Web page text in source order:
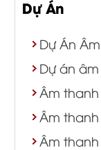
Dự Án
Dự Án
Dự án
Âm
Âm
Âm